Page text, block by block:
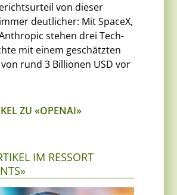
von dieser
deutlicher: Mit SpaceX,
stehen drei Tech-
mit einem geschätzten
rund 3 Billionen USD vor
ZU «OPENAI»
IM RESSORT